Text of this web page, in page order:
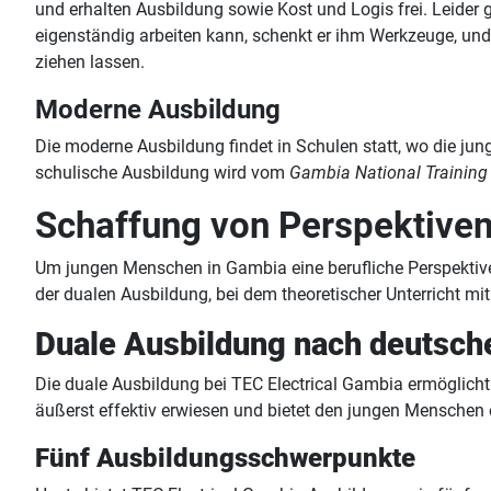
und erhalten Ausbildung sowie Kost und Logis frei. Leider
eigenständig arbeiten kann, schenkt er ihm Werkzeuge,
ziehen lassen.
Moderne Ausbildung
Die moderne Ausbildung findet in Schulen statt, wo die
schulische Ausbildung wird vom Gambia National
Schaffung von
Um jungen Menschen in Gambia eine berufliche
der dualen Ausbildung, bei dem theoretischer Unterricht
Duale Ausbildung nach
Die duale Ausbildung bei TEC Electrical Gambia
äußerst effektiv erwiesen und bietet den jungen
Fünf Ausbildungsschwerpunkte